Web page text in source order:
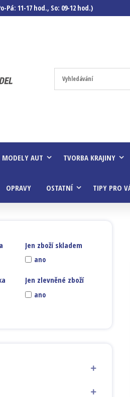
Pá: 11-17 hod., So: 09-12 hod.)
Happymodel.cz
modelová
MODELY AUT TVORBA KRAJINY
OPRAVY OSTATNÍ TIPY PRO
Jen zboží skladem
ano
Jen zlevněné zboží
ano